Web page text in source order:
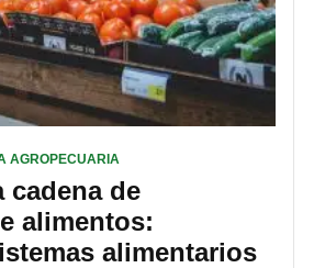
AGROPECUARIA
cadena de
alimentos:
alimentarios